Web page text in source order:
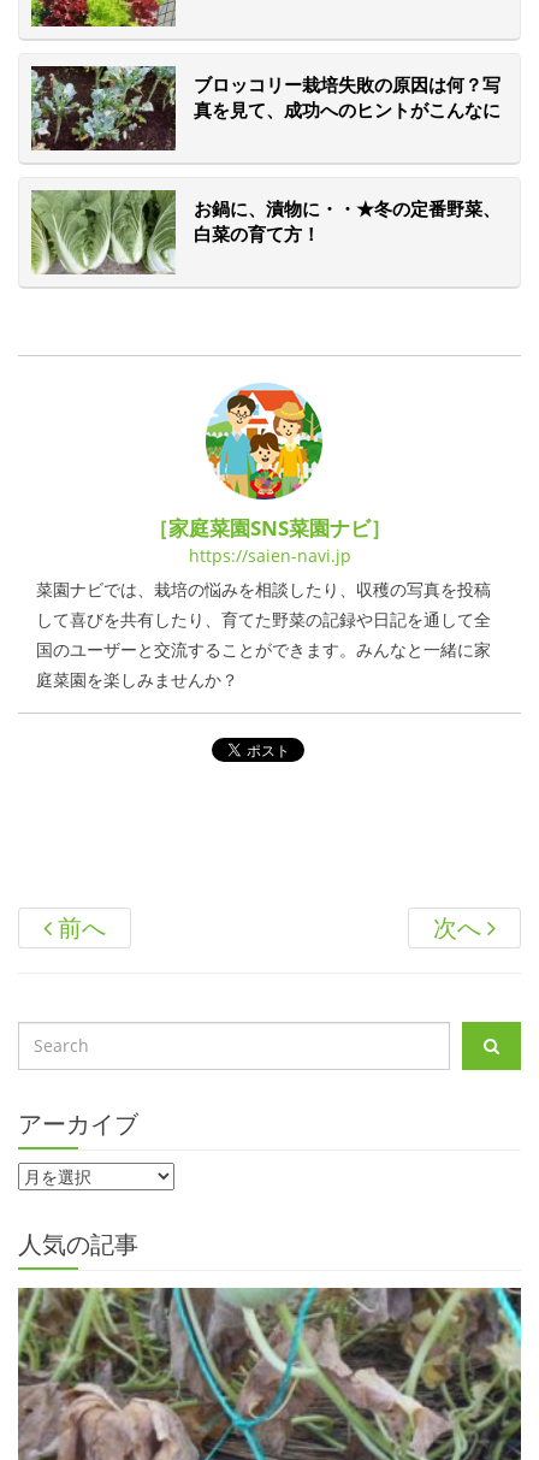
ブロッコリー栽培失敗の原因は何？写
真を見て、成功へのヒントがこんなに
お鍋に、漬物に・・★冬の定番野菜、
白菜の育て方！
［家庭菜園SNS菜園ナビ］
https://saien-navi.jp
菜園ナビでは、栽培の悩みを相談したり、収穫の写真を投稿
して喜びを共有したり、育てた野菜の記録や日記を通して全
国のユーザーと交流することができます。みんなと一緒に家
庭菜園を楽しみませんか？
前へ 次へ
アーカイブ
人気の記事